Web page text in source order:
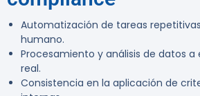
Automatización de tareas
humano.
Procesamiento y análisis de datos
real.
Consistencia en la aplicación de